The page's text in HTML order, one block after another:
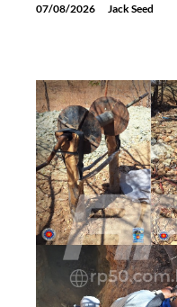
07/08/2026 Jack Seed